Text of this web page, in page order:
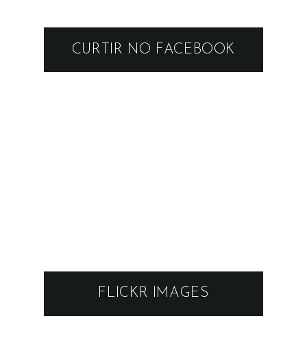
CURTIR NO FACEBOOK
FLICKR IMAGES